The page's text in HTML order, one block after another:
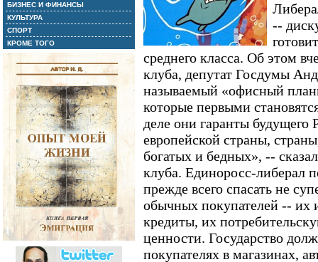
БИЗНЕС И ФИНАНСЫ
КУЛЬТУРА
СПОРТ
КРОМЕ ТОГО
--
среднего класса. Об этом
клуба, депутат Госдумы
называемый «офисный
которые первыми
деле они гаранты будущего
европейской страны,
богатых и бедных», --
клуба. Единоросс-либерал
прежде всего спасать не
обычных покупателей -- их
кредиты, их
ценности. Государство
покупателях в магазинах,